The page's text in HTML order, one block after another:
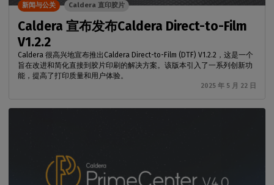
Caldera 宣布发布Caldera Direct-to-Film
V1.2.2
Caldera 很高兴地宣布推出Caldera Direct-to-Film (DTF) V1.2.2，这是一个
旨在改进和简化直接到胶片印刷的解决方案。该版本引入了一系列创新功
能，提高了打印质量和用户体验。
2025 年 5 月 22 日
新闻与公关 Caldera 直印胶片